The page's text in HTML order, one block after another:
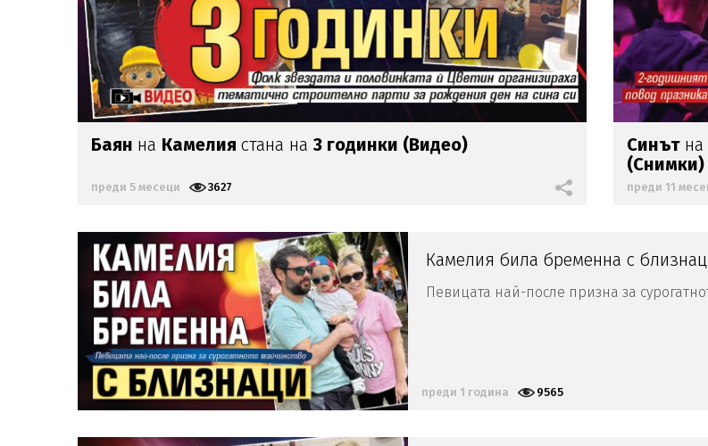
Баян на Камелия стана на 3 годинки (Видео)
преди 5 месеци 3627
Синътна
(Снимки)
преди 11
Камелия била бременна с
Певицата най-после призна за
преди 1 година 9565